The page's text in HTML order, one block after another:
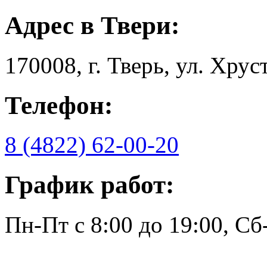
Адрес в Твери:
170008, г. Тверь, ул.
Телефон:
8 (4822) 62-00-20
График работ:
Пн-Пт с 8:00 до 19:00,